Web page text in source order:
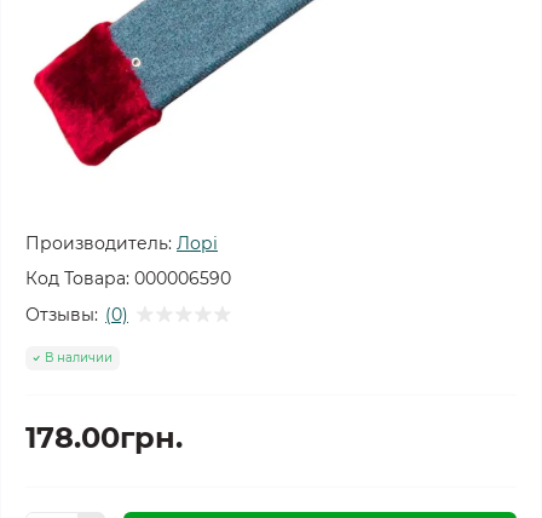
Производитель: Лорі
Код Товара: 000006590
Отзывы: (0)
В наличии
178.00грн.